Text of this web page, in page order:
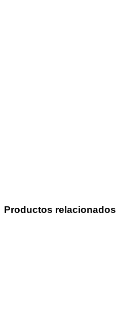
Productos relacionados